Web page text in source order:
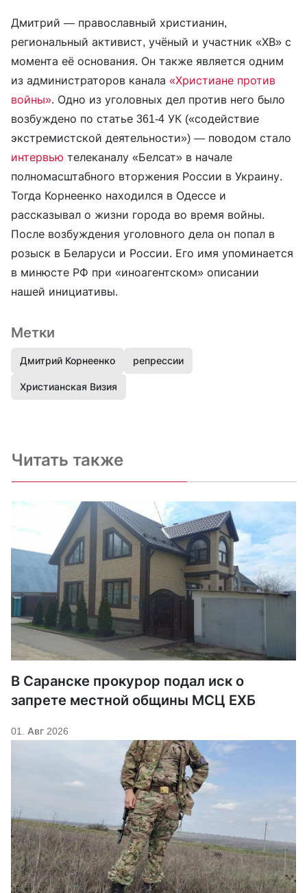
Дмитрий — православный христианин,
региональный активист, учёный и участник «ХВ» с
момента её основания. Он также является одним
из администраторов канала «Христиане против
войны». Одно из уголовных дел против него было
возбуждено по статье 361-4 УК («содействие
экстремистской деятельности») — поводом стало
интервью телеканалу «Белсат» в начале
полномасштабного вторжения России в Украину.
Тогда Корнеенко находился в Одессе и
рассказывал о жизни города во время войны.
После возбуждения уголовного дела он попал в
розыск в Беларуси и России. Его имя упоминается
в минюсте РФ при «иноагентском» описании
нашей инициативы.
Метки
Дмитрий Корнеенко репрессии
Христианская Визия
Читать также
В Саранске прокурор подал иск о
запрете местной общины МСЦ ЕХБ
01. Авг 2026